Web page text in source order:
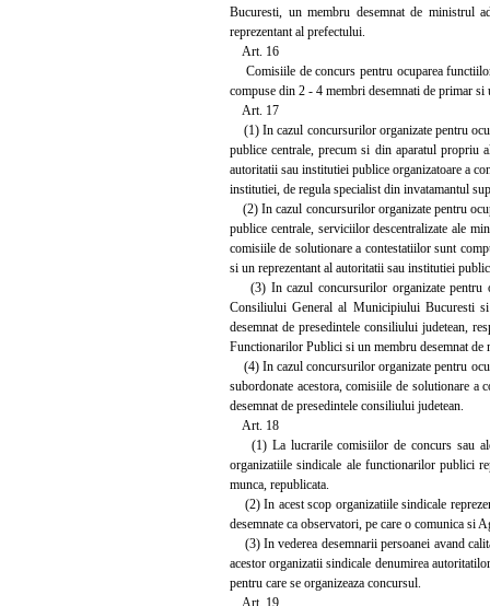
Bucuresti, un membru desemnat de ministrul
reprezentant al prefectului.
Art. 16
Comisiile de concurs pentru ocuparea
compuse din 2 - 4 membri desemnati de primar si
Art. 17
(1) In cazul concursurilor organizate pentru
publice centrale, precum si din aparatul propriu
autoritatii sau institutiei publice organizatoare a
institutiei, de regula specialist din invatamantul
(2) In cazul concursurilor organizate pentru
publice centrale, serviciilor descentralizate ale
comisiile de solutionare a contestatiilor sunt
si un reprezentant al autoritatii sau institutiei
(3) In cazul concursurilor organizate pentru
Consiliului General al Municipiului Bucuresti
desemnat de presedintele consiliului judetean,
Functionarilor Publici si un membru desemnat
(4) In cazul concursurilor organizate pentru
subordonate acestora, comisiile de solutionare a
desemnat de presedintele consiliului judetean.
Art. 18
(1) La lucrarile comisiilor de concurs sau ale
organizatiile sindicale ale functionarilor publici
munca, republicata.
(2) In acest scop organizatiile sindicale
desemnate ca observatori, pe care o comunica si
(3) In vederea desemnarii persoanei avand
acestor organizatii sindicale denumirea
pentru care se organizeaza concursul.
Art. 19